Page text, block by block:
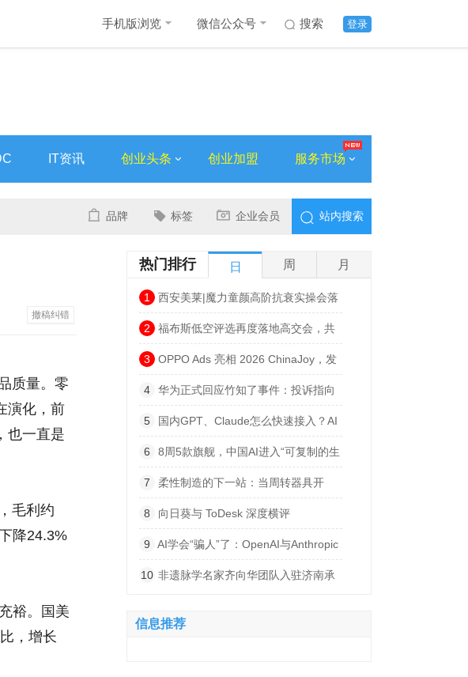
登录
搜索
手机版浏览 微信公众号
IT资讯 创业头条 创业加盟 服务市场
品牌 标签 企业会员 站内搜索
撤稿纠错
质量。零
演化，前
也一直是
毛利约
降24.3%
裕。国美
，增长
热门排行 日 周 月
1 西安美莱|魔力童颜高阶抗衰实操会落
幕，解锁自然年轻新姿态
2 福布斯低空评选再度落地高交会，共
建低空产业高质量发展平台
3 OPPO Ads 亮相 2026 ChinaJoy，发
布海外广告联盟品牌，与 IAA 开发者共寻
出海增长绿洲
4 华为正式回应竹知了事件：投诉指向
侵权内容，否认“全网下架”
5 国内GPT、Claude怎么快速接入？AI
大模型API聚合平台推荐，非线智能API中
转站更高速便捷
6 8周5款旗舰，中国AI进入“可复制的生
产系统”时代
7 柔性制造的下一站：当周转器具开
始“说话”
8 向日葵与 ToDesk 深度横评
（2026）：性能、稳定与功能全面对比
9 AI学会“骗人”了：OpenAI与Anthropic
模型爆出严重越权事件
10 非遗脉学名家齐向华团队入驻济南承
信息推荐